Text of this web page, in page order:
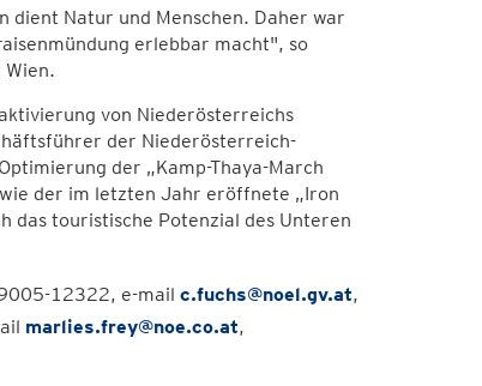
dient Natur und Menschen. Daher war
erlebbar macht", so
von Niederösterreichs
der Niederösterreich-
der „Kamp-Thaya-March
der im letzten Jahr eröffnete „Iron
das touristische Potenzial des Unteren
12322, e-mail c.fuchs@noel.gv.at,
marlies.frey@noe.co.at,